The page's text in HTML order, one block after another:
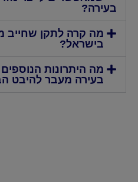
בעירה?
מה קרה לתקן שחייב
בישראל?
מה היתרונות
בעירה מעבר להיבט